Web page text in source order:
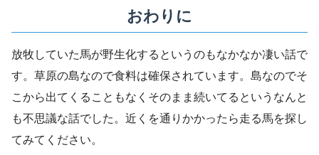
おわりに
放牧していた馬が野生化するというのもなかなか凄い話で
す。草原の島なので食料は確保されています。島なのでそ
こから出てくることもなくそのまま続いてるというなんと
も不思議な話でした。近くを通りかかったら走る馬を探し
てみてください。